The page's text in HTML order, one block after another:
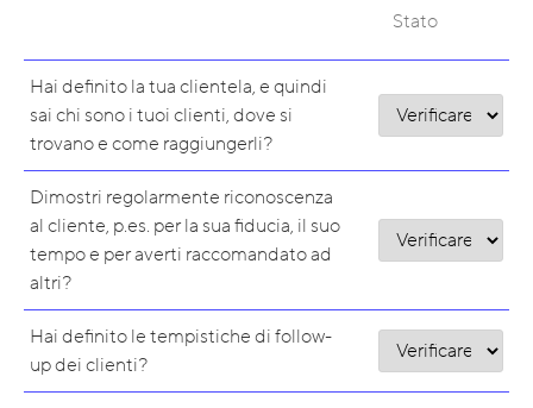
Stato
Hai definito la tua clientela, e quindi
sai chi sono i tuoi clienti, dove si
trovano e come raggiungerli?
Dimostri regolarmente riconoscenza
al cliente, p.es. per la sua fiducia, il suo
tempo e per averti raccomandato ad
altri?
Hai definito le tempistiche di follow-
up dei clienti?